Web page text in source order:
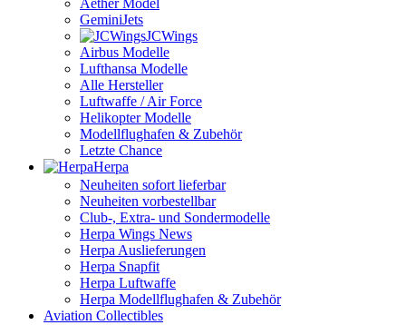
Aether Model
GeminiJets
JCWings
Airbus Modelle
Lufthansa Modelle
Alle Hersteller
Luftwaffe / Air Force
Helikopter Modelle
Modellflughafen & Zubehör
Letzte Chance
Herpa
Neuheiten sofort lieferbar
Neuheiten vorbestellbar
Club-, Extra- und Sondermodelle
Herpa Wings News
Herpa Auslieferungen
Herpa Snapfit
Herpa Luftwaffe
Herpa Modellflughafen & Zubehör
Aviation Collectibles